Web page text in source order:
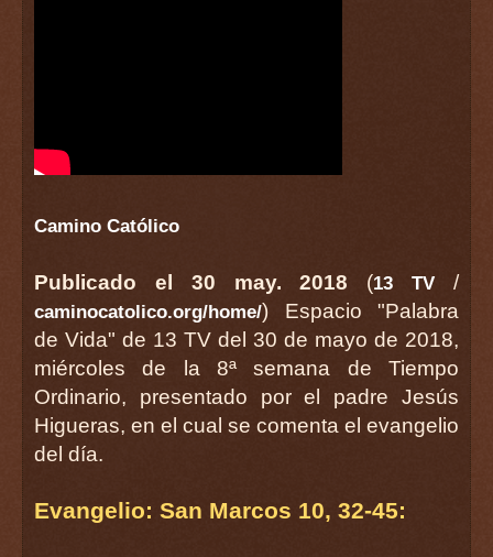
Camino Católico
Publicado el 30 may. 2018 (13 TV /
caminocatolico.org/home/) Espacio "Palabra
de Vida" de 13 TV del 30 de mayo de 2018,
miércoles de la 8ª semana de Tiempo
Ordinario, presentado por el padre Jesús
Higueras, en el cual se comenta el evangelio
del día.
Evangelio: San Marcos 10, 32-45: